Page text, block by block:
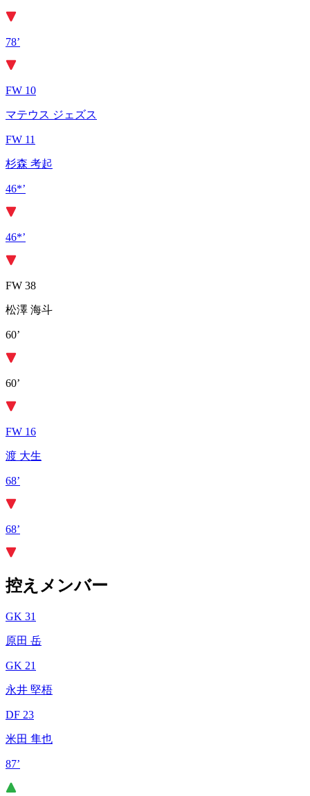
78’
FW 10
マテウス ジェズス
FW 11
杉森 考起
46*’
46*’
FW 38
松澤 海斗
60’
60’
FW 16
渡 大生
68’
68’
控えメンバー
GK 31
原田 岳
GK 21
永井 堅梧
DF 23
米田 隼也
87’